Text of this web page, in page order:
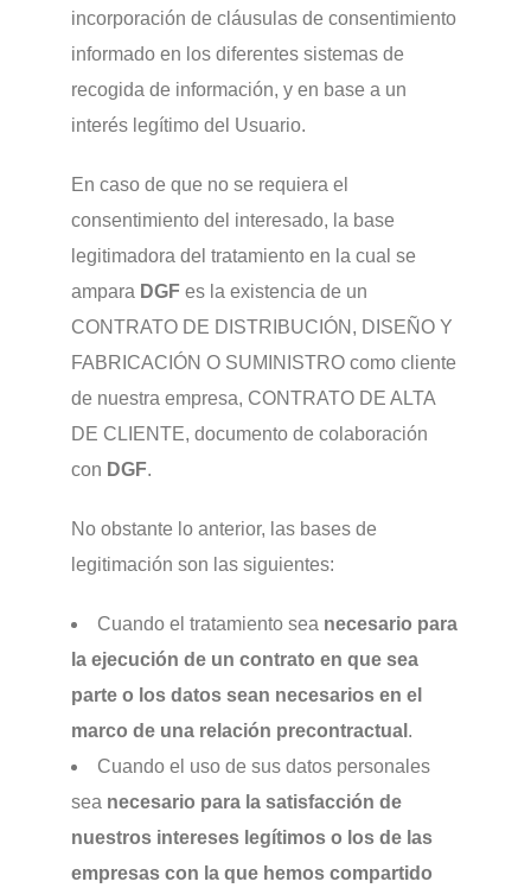
incorporación de cláusulas de consentimiento
informado en los diferentes sistemas de
recogida de información, y en base a un
interés legítimo del Usuario.
En caso de que no se requiera el
consentimiento del interesado, la base
legitimadora del tratamiento en la cual se
ampara DGFes la existencia de un
CONTRATO DE DISTRIBUCIÓN, DISEÑO Y
FABRICACIÓN O SUMINISTRO como cliente
de nuestra empresa, CONTRATO DE ALTA
DE CLIENTE, documento de colaboración
con DGF.
No obstante lo anterior, las bases de
legitimación son las siguientes:
Cuando el tratamiento sea necesario para
la ejecución de un contrato en que sea
parte o los datos sean necesarios en el
marco de una relación precontractual .
Cuando el uso de sus datos personales
sea necesario para la satisfacción de
nuestros intereses legítimos o los de las
empresas con la que hemos compartido